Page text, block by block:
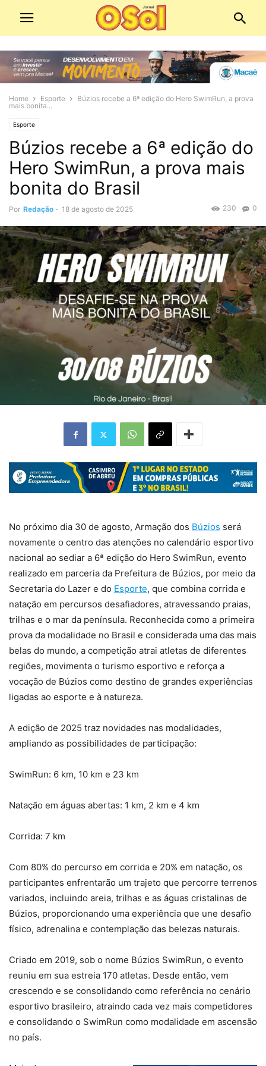
Home Esporte
Búzios recebe a 6ª edição do Hero SwimRun, a prova
mais bonita...
Esporte
Búzios recebe a 6ª edição do
Hero SwimRun, a prova mais
bonita do Brasil
Por Redação - 18 de agosto de 2025 0
230
No próximo dia 30 de agosto, Armação dos Búzios será
novamente o centro das atenções no calendário esportivo
nacional ao sediar a 6ª edição do Hero SwimRun, evento
realizado em parceria da Prefeitura de Búzios, por meio da
Secretaria do Lazer e do Esporte, que combina corrida e
natação em percursos desafiadores, atravessando praias,
trilhas e o mar da península. Reconhecida como a primeira
prova da modalidade no Brasil e considerada uma das mais
belas do mundo, a competição atrai atletas de diferentes
regiões, movimenta o turismo esportivo e reforça a
vocação de Búzios como destino de grandes experiências
ligadas ao esporte e à natureza.
A edição de 2025 traz novidades nas modalidades,
ampliando as possibilidades de participação:
SwimRun: 6 km, 10 km e 23 km
Natação em águas abertas: 1 km, 2 km e 4 km
Corrida: 7 km
Com 80% do percurso em corrida e 20% em natação, os
participantes enfrentarão um trajeto que percorre terrenos
variados, incluindo areia, trilhas e as águas cristalinas de
Búzios, proporcionando uma experiência que une desafio
físico, adrenalina e contemplação das belezas naturais.
Criado em 2019, sob o nome Búzios SwimRun, o evento
reuniu em sua estreia 170 atletas. Desde então, vem
crescendo e se consolidando como referência no cenário
esportivo brasileiro, atraindo cada vez mais competidores
e consolidando o SwimRun como modalidade em ascensão
no país.